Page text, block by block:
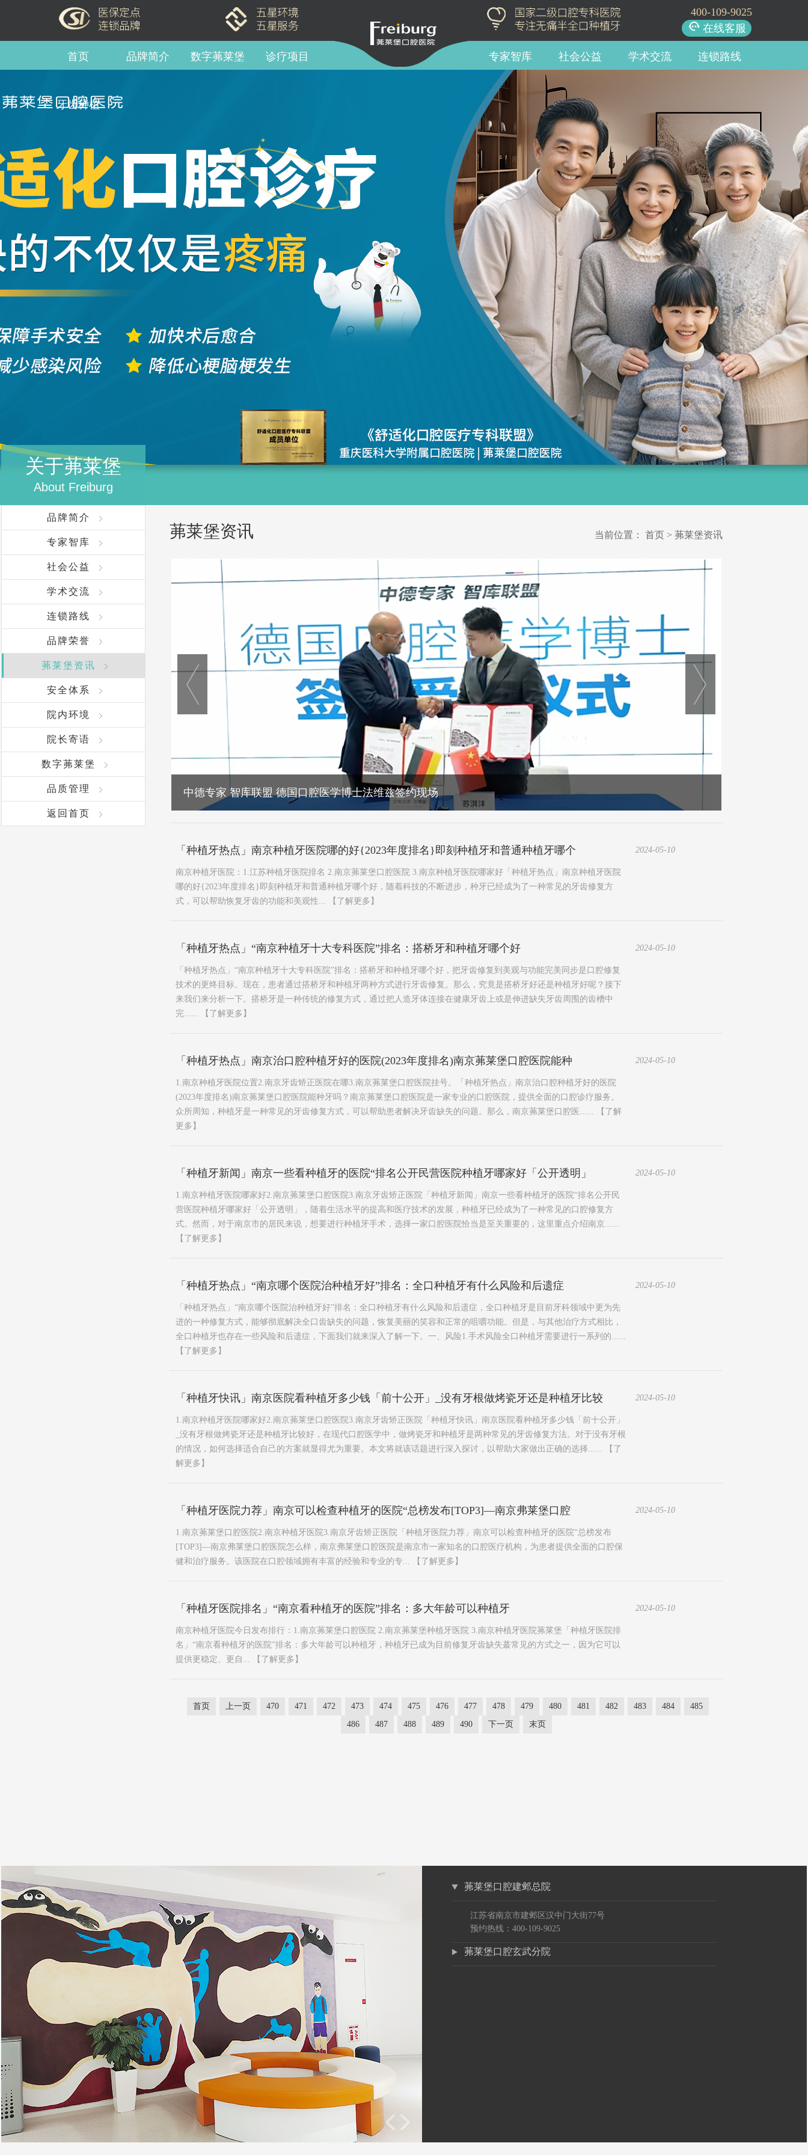
400-109-9025
在线客服
首页 品牌简介 数字茀莱堡 诊疗项目 专家智库 社会公益 学术交流 连锁路线
牙齿种植
关于茀莱堡
About Freiburg
品牌简介
专家智库
社会公益
学术交流
连锁路线
品牌荣誉
茀莱堡资讯
安全体系
院内环境
院长寄语
数字茀莱堡
品质管理
返回首页
茀莱堡资讯 当前位置： 首页 > 茀莱堡资讯
茀莱堡口腔&士卓曼集团种植牙集采战略合作签约仪式
2024-05-10
「种植牙热点」南京种植牙医院哪的好{2023年度排名}即刻种植牙和普通种植牙哪个
南京种植牙医院：1.江苏种植牙医院排名 2.南京茀莱堡口腔医院 3.南京种植牙医院哪家好「种植牙热点」南京种植牙医院
哪的好{2023年度排名}即刻种植牙和普通种植牙哪个好，随着科技的不断进步，种牙已经成为了一种常见的牙齿修复方
式，可以帮助恢复牙齿的功能和美观性...
【了解更多】
2024-05-10
「种植牙热点」“南京种植牙十大专科医院”排名：搭桥牙和种植牙哪个好
「种植牙热点」“南京种植牙十大专科医院”排名：搭桥牙和种植牙哪个好，把牙齿修复到美观与功能完美同步是口腔修复
技术的更终目标。现在，患者通过搭桥牙和种植牙两种方式进行牙齿修复。那么，究竟是搭桥牙好还是种植牙好呢？接下
来我们来分析一下。搭桥牙是一种传统的修复方式，通过把人造牙体连接在健康牙齿上或是伸进缺失牙齿周围的齿槽中
完......
【了解更多】
2024-05-10
「种植牙热点」南京治口腔种植牙好的医院(2023年度排名)南京茀莱堡口腔医院能种
1.南京种植牙医院位置2.南京牙齿矫正医院在哪3.南京茀莱堡口腔医院挂号。「种植牙热点」南京治口腔种植牙好的医院
(2023年度排名)南京茀莱堡口腔医院能种牙吗？南京茀莱堡口腔医院是一家专业的口腔医院，提供全面的口腔诊疗服务。
众所周知，种植牙是一种常见的牙齿修复方式，可以帮助患者解决牙齿缺失的问题。那么，南京茀莱堡口腔医......
【了解
更多】
2024-05-10
「种植牙新闻」南京一些看种植牙的医院“排名公开民营医院种植牙哪家好「公开透明」
1.南京种植牙医院哪家好2.南京茀莱堡口腔医院3.南京牙齿矫正医院「种植牙新闻」南京一些看种植牙的医院“排名公开民
营医院种植牙哪家好「公开透明」，随着生活水平的提高和医疗技术的发展，种植牙已经成为了一种常见的口腔修复方
式。然而，对于南京市的居民来说，想要进行种植牙手术，选择一家口腔医院恰当是至关重要的，这里重点介绍南京......
【了解更多】
2024-05-10
「种植牙热点」“南京哪个医院治种植牙好”排名：全口种植牙有什么风险和后遗症
「种植牙热点」“南京哪个医院治种植牙好”排名：全口种植牙有什么风险和后遗症，全口种植牙是目前牙科领域中更为先
进的一种修复方式，能够彻底解决全口齿缺失的问题，恢复美丽的笑容和正常的咀嚼功能。但是，与其他治疗方式相比，
全口种植牙也存在一些风险和后遗症，下面我们就来深入了解一下。一、风险1.手术风险全口种植牙需要进行一系列的......
【了解更多】
2024-05-10
「种植牙快讯」南京医院看种植牙多少钱「前十公开」_没有牙根做烤瓷牙还是种植牙比较
1.南京种植牙医院哪家好2.南京茀莱堡口腔医院3.南京牙齿矫正医院「种植牙快讯」南京医院看种植牙多少钱「前十公开」
_没有牙根做烤瓷牙还是种植牙比较好，在现代口腔医学中，做烤瓷牙和种植牙是两种常见的牙齿修复方法。对于没有牙根
的情况，如何选择适合自己的方案就显得尤为重要。本文将就该话题进行深入探讨，以帮助大家做出正确的选择......
【了
解更多】
2024-05-10
「种植牙医院力荐」南京可以检查种植牙的医院“总榜发布[TOP3]—南京弗莱堡口腔
1.南京茀莱堡口腔医院2.南京种植牙医院3.南京牙齿矫正医院「种植牙医院力荐」南京可以检查种植牙的医院“总榜发布
[TOP3]—南京弗莱堡口腔医院怎么样，南京弗莱堡口腔医院是南京市一家知名的口腔医疗机构，为患者提供全面的口腔保
健和治疗服务。该医院在口腔领域拥有丰富的经验和专业的专...
【了解更多】
2024-05-10
「种植牙医院排名」“南京看种植牙的医院”排名：多大年龄可以种植牙
南京种植牙医院今日发布排行：1.南京茀莱堡口腔医院 2.南京茀莱堡种植牙医院 3.南京种植牙医院茀莱堡「种植牙医院排
名」“南京看种植牙的医院”排名：多大年龄可以种植牙，种植牙已成为目前修复牙齿缺失蕞常见的方式之一，因为它可以
提供更稳定、更自...
【了解更多】
首页 上一页 470 471 472 473 474 475 476 477 478 479 480 481 482 483 484
485
486
487 488 489 490 下一页 末页
茀莱堡口腔建邺总院
江苏省南京市建邺区汉中门大街77号
预约热线：400-109-9025
茀莱堡口腔玄武分院